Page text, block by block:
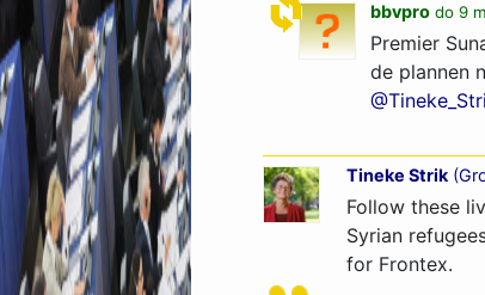
bbvpro do 9
Premier
de plannen
Tineke Strik (
Follow these
Syrian
for Frontex.